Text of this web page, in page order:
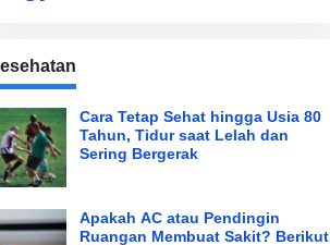
Cara Tetap Sehat hingga Usia 80
Tahun, Tidur saat Lelah dan
Sering Bergerak
Apakah AC atau Pendingin
Ruangan Membuat Sakit? Berikut